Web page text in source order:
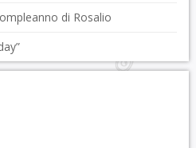
di Rosalio